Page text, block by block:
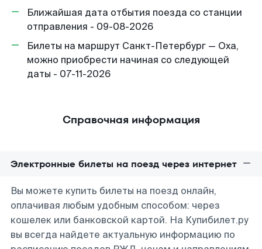
Ближайшая дата отбытия поезда со станции
отправления - 09-08-2026
Билеты на маршрут Санкт-Петербург — Оха,
можно приобрести начиная со следующей
даты - 07-11-2026
Справочная информация
Электронные билеты на поезд через интернет
Вы можете купить билеты на поезд онлайн,
оплачивая любым удобным способом: через
кошелек или банковской картой. На Купибилет.ру
вы всегда найдете актуальную информацию по